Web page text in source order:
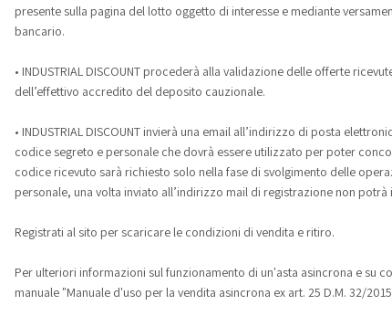
presente sulla pagina del lotto oggetto di interesse e mediante
bancario.
• INDUSTRIAL DISCOUNT procederà alla validazione delle offerte
dell’effettivo accredito del deposito cauzionale.
• INDUSTRIAL DISCOUNT invierà una email all’indirizzo di posta
codice segreto e personale che dovrà essere utilizzato per poter
codice ricevuto sarà richiesto solo nella fase di svolgimento delle
personale, una volta inviato all’indirizzo mail di registrazione non
Registrati al sito per scaricare le condizioni di vendita e ritiro.
Per ulteriori informazioni sul funzionamento di un'asta asincrona e su
manuale "Manuale d'uso per la vendita asincrona ex art. 25 D.M. 32/